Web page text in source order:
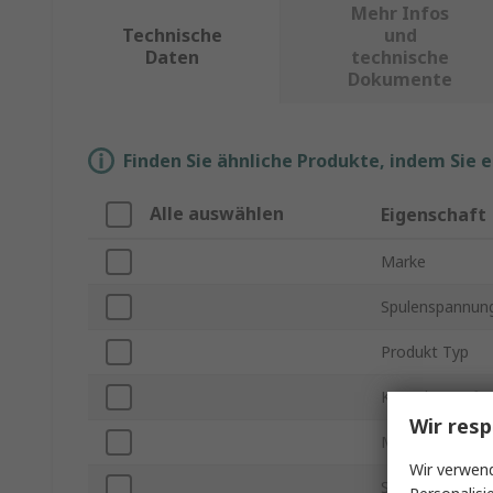
Technische
Daten
Mehr Infos
und
technische
Dokumente
Finden Sie ähnliche Produkte, indem
Alle auswählen Eigenschaft
Marke
Produkt Typ
Kontakt
Montageart
Serie
Wir
Wir